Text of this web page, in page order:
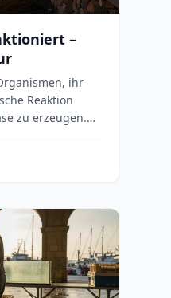
–
ihr
Reaktion
zu erzeugen.